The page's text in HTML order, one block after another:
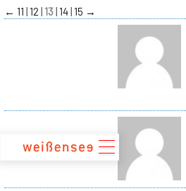
zum
Inhalt
← 11 12 13 14 15 →